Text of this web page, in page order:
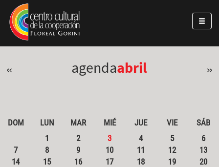
Pasar al contenido principal
Jump to main content
« agendaabril »
DOM LUN MAR MIÉ JUE VIE
SÁB
1
2 3 4 5
6
7
8 9 10 11 12
13
14
15 16 17 18 19
20